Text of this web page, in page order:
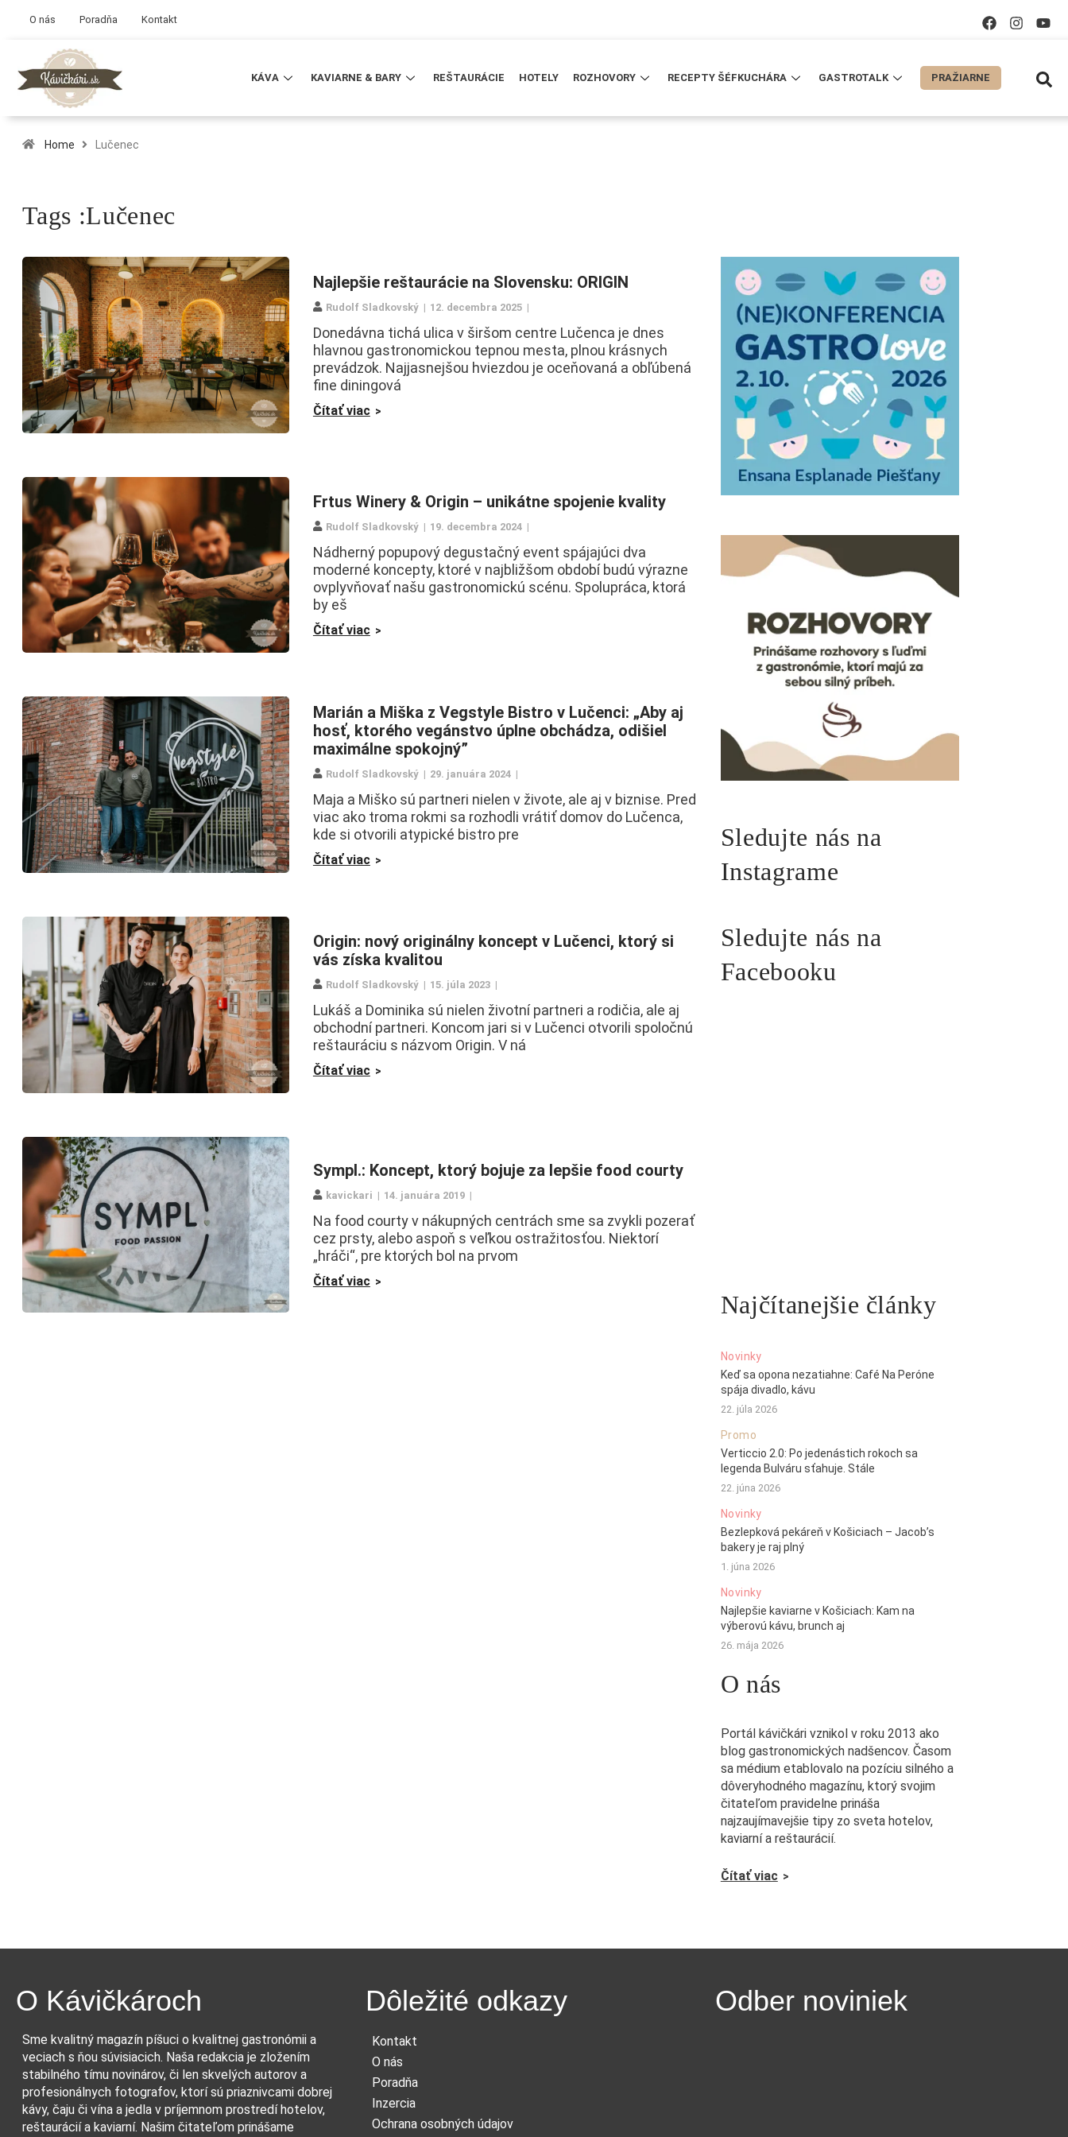
O nás Poradňa Kontakt
KÁVA KAVIARNE & BARY REŠTAURÁCIE HOTELY ROZHOVORY RECEPTY ŠÉFKUCHÁRA GASTROTALK PRAŽIARNE
Home Lučenec
Tags :Lučenec
Najlepšie reštaurácie na Slovensku: ORIGIN
Rudolf Sladkovský 12. decembra 2025
Donedávna tichá ulica v širšom centre Lučenca je dnes
hlavnou gastronomickou tepnou mesta, plnou krásnych
prevádzok. Najjasnejšou hviezdou je oceňovaná a obľúbená
fine diningová
Čítať viac
Frtus Winery & Origin – unikátne spojenie kvality
Rudolf Sladkovský 19. decembra 2024
Nádherný popupový degustačný event spájajúci dva
moderné koncepty, ktoré v najbližšom období budú výrazne
ovplyvňovať našu gastronomickú scénu. Spolupráca, ktorá
by eš
Čítať viac
Marián a Miška z Vegstyle Bistro v Lučenci: „Aby aj
hosť, ktorého vegánstvo úplne obchádza, odišiel
maximálne spokojný”
Rudolf Sladkovský 29. januára 2024
Maja a Miško sú partneri nielen v živote, ale aj v biznise. Pred
viac ako troma rokmi sa rozhodli vrátiť domov do Lučenca,
kde si otvorili atypické bistro pre
Čítať viac
Origin: nový originálny koncept v Lučenci, ktorý si
vás získa kvalitou
Rudolf Sladkovský 15. júla 2023
Lukáš a Dominika sú nielen životní partneri a rodičia, ale aj
obchodní partneri. Koncom jari si v Lučenci otvorili spoločnú
reštauráciu s názvom Origin. V ná
Čítať viac
Sympl.: Koncept, ktorý bojuje za lepšie food courty
kavickari 14. januára 2019
Na food courty v nákupných centrách sme sa zvykli pozerať
cez prsty, alebo aspoň s veľkou ostražitosťou. Niektorí
„hráči“, pre ktorých bol na prvom
Čítať viac
Sledujte nás na
Instagrame
Sledujte nás na
Facebooku
Najčítanejšie články
Novinky
Keď sa opona nezatiahne: Café Na Peróne
spája divadlo, kávu
22. júla 2026
Promo
Verticcio 2.0: Po jedenástich rokoch sa
legenda Bulváru sťahuje. Stále
22. júna 2026
Novinky
Bezlepková pekáreň v Košiciach – Jacob’s
bakery je raj plný
1. júna 2026
Novinky
Najlepšie kaviarne v Košiciach: Kam na
výberovú kávu, brunch aj
26. mája 2026
O nás
Portál kávičkári vznikol v roku 2013 ako
blog gastronomických nadšencov. Časom
sa médium etablovalo na pozíciu silného a
dôveryhodného magazínu, ktorý svojim
čitateľom pravidelne prináša
najzaujímavejšie tipy zo sveta hotelov,
kaviarní a reštaurácií.
Čítať viac
O Kávičkároch
Sme kvalitný magazín píšuci o kvalitnej gastronómii a
veciach s ňou súvisiacich. Naša redakcia je zložením
stabilného tímu novinárov, či len skvelých autorov a
profesionálnych fotografov, ktorí sú priaznivcami dobrej
kávy, čaju či vína a jedla v príjemnom prostredí hotelov,
reštaurácií a kaviarní. Našim čitateľom prinášame
Dôležité odkazy
Kontakt
O nás
Poradňa
Inzercia
Ochrana osobných údajov
Odber noviniek